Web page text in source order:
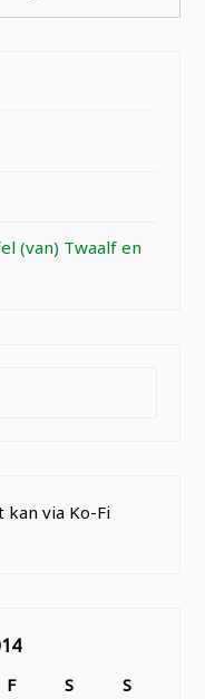
(van) Twaalf en
kan via Ko-Fi
F S
S